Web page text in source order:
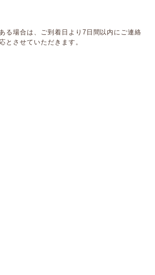
る場合は、ご到着日より7日間以内にご連絡
とさせていただきます。